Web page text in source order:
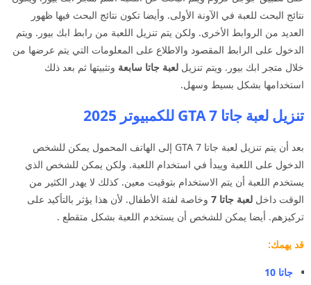
نتائج البحث للعبة في الآونة الأولى. وأيضا تكون نتائج البحث فيها ظهور
العديد من الروابط الأخرى. ولكن يتم تنزيل اللعبة من رابط ابك بيور. ويتم
الدخول على الرابط المقصود والاطلاع على المعلومات التي يتم عرضها من
خلال متجر ابك بيور. ويتم تنزيل لعبة جاتا سابعة وتثبيتها ثم بعد ذلك
استخدامها بشكل بسيط وسهل.
تنزيل لعبة جاتا 7 GTA للكمبيوتر 2025
بعد أن يتم تنزيل لعبة جاتا GTA 7 إلى الهاتف المحمول يمكن للشخص
الدخول على اللعبة ويبدأ في استخدام اللعبة. ولكن يمكن للشخص الذي
يستخدم اللعبة أن يتم الاستخدام بتوقيت معين. كذلك لا يهدر الكثير من
الوقت داخل لعبة جاتا 7
وخاصة لفئة الأطفال. لأن هذا يؤثر بالتأكيد على
تركيزهم. أيضا يمكن للشخص أن يستخدم اللعبة بشكل متقطع .
قد يهمك:
جاتا 10